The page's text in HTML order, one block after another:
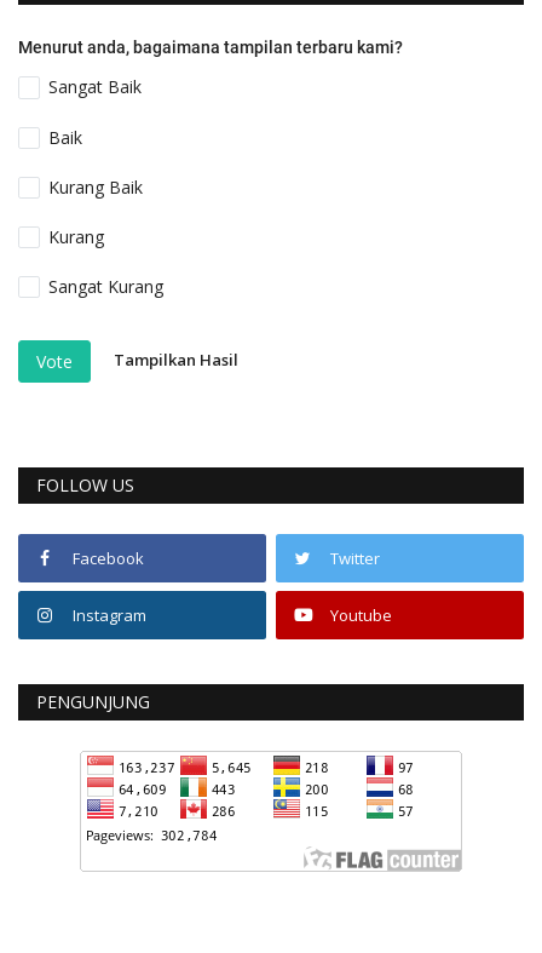
Menurut anda, bagaimana tampilan terbaru kami?
Sangat Baik
Baik
Kurang Baik
Kurang
Sangat Kurang
Vote Tampilkan Hasil
FOLLOW US
Facebook Twitter
Instagram Youtube
PENGUNJUNG